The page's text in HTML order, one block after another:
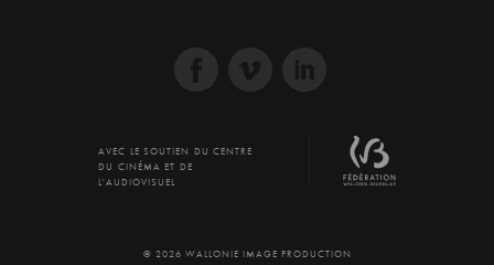
AVEC LE SOUTIEN DU CENTRE
DU CINÉMA ET DE
L'AUDIOVISUEL
© 2026 WALLONIE IMAGE PRODUCTION